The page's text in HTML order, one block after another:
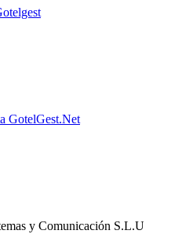
GotelGest.Net
y Comunicación S.L.U